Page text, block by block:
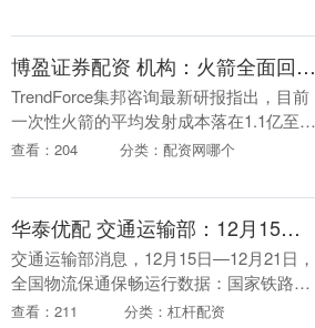
博盈证券配资 机构：火箭全面回收技术有望将发射成本降低至200万美元-500万美元
TrendForce集邦咨询最新研报指出，目前
一次性火箭的平均发射成本落在1.1亿至
1.8亿美元，部分回收则是6700万美元左
查看：204 分类：配资网哪个
华泰优配 交通运输部：12月15日—12月21日邮政快递揽收量约40.60亿件，环比下降1.74%
交通运输部消息，12月15日—12月21日，
全国物流保通保畅运行数据：国家铁路运
输货物7836.6万吨，环比下降1.96%；全
查看：211 分类：杠杆配资